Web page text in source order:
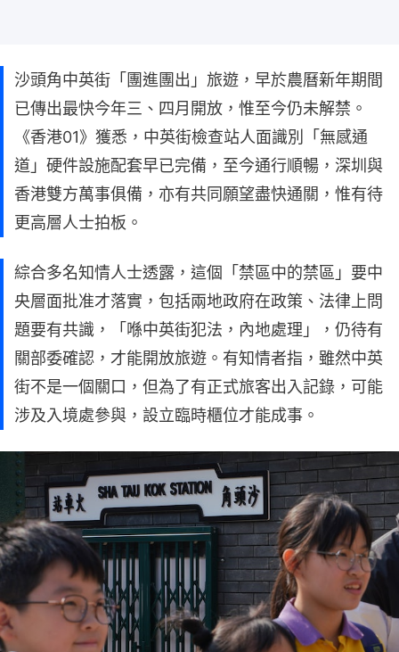
沙頭角中英街「團進團出」旅遊，早於農曆新年期間
已傳出最快今年三、四月開放，惟至今仍未解禁。
《香港01》獲悉，中英街檢查站人面識別「無感通
道」硬件設施配套早已完備，至今通行順暢，深圳與
香港雙方萬事俱備，亦有共同願望盡快通關，惟有待
更高層人士拍板。
綜合多名知情人士透露，這個「禁區中的禁區」要中
央層面批准才落實，包括兩地政府在政策、法律上問
題要有共識，「喺中英街犯法，內地處理」，仍待有
關部委確認，才能開放旅遊。有知情者指，雖然中英
街不是一個關口，但為了有正式旅客出入記錄，可能
涉及入境處參與，設立臨時櫃位才能成事。